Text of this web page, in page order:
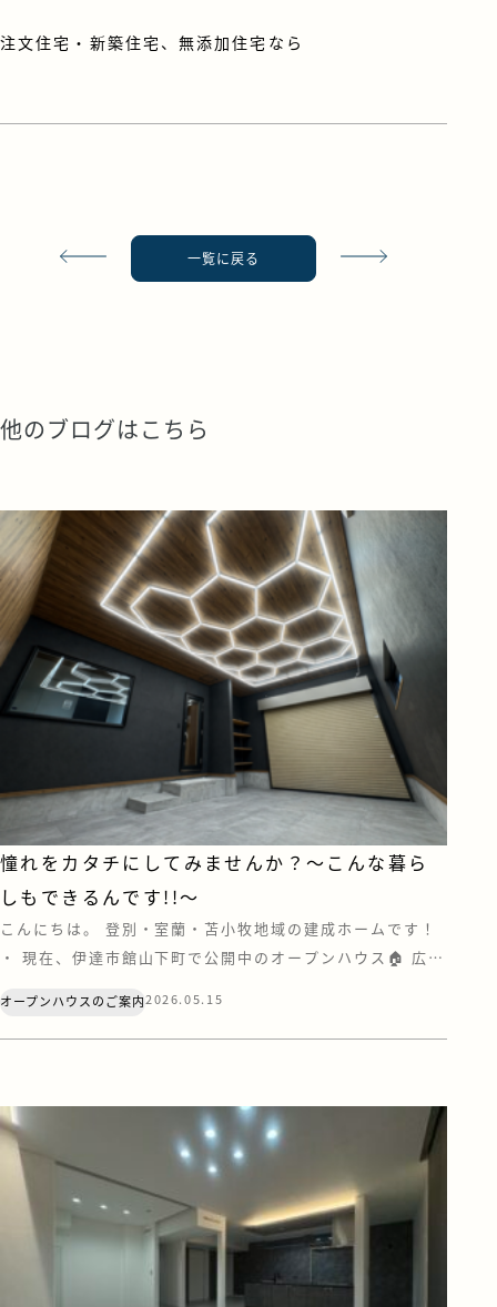
注文住宅・新築住宅、無添加住宅なら
一覧に戻る
他のブログはこちら
憧れをカタチにしてみませんか？～こんな暮ら
しもできるんです!!～
こんにちは。 登別・室蘭・苫小牧地域の建成ホームです！
・ 現在、伊達市館山下町で公開中のオープンハウス🏠 広々
らに、家事動線を考えた二の字キッチンなど、こだわりをた
っぷり詰め込んだ住まいとなっております。 イベント開
の公開は【5/1 […]
オープンハウスのご案内2026.05.15